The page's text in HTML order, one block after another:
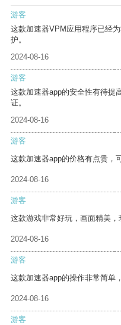
游客
这款加速器VPM应用程序已经
护。
2024-08-16
游客
这款加速器app的安全性有待提
证。
2024-08-16
游客
这款加速器app的价格有点贵，
2024-08-16
游客
这款游戏非常好玩，画面精美，
2024-08-16
游客
这款加速器app的操作非常简单
2024-08-16
游客